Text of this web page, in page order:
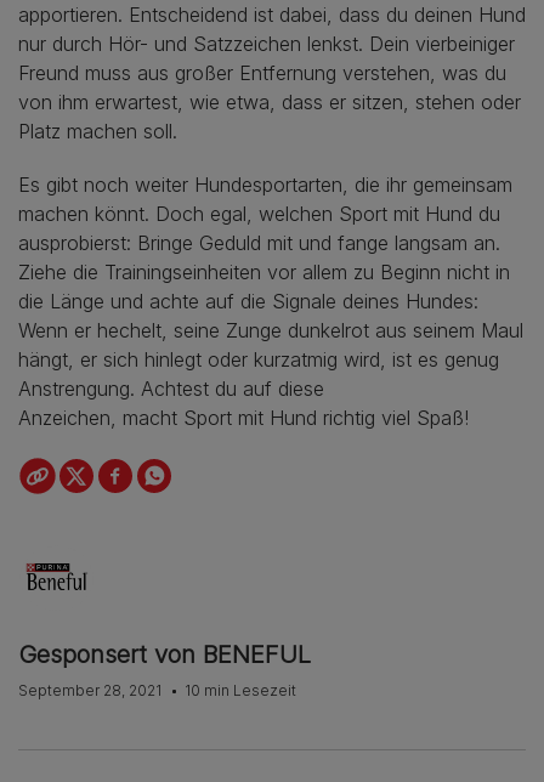
apportieren. Entscheidend ist dabei, dass du deinen Hund
nur durch Hör- und Satzzeichen lenkst. Dein vierbeiniger
Freund muss aus großer Entfernung verstehen, was du
von ihm erwartest, wie etwa, dass er sitzen, stehen oder
Platz machen soll.
Es gibt noch weiter Hundesportarten, die ihr gemeinsam
machen könnt. Doch egal, welchen Sport mit Hund du
ausprobierst: Bringe Geduld mit und fange langsam an.
Ziehe die Trainingseinheiten vor allem zu Beginn nicht in
die Länge und achte auf die Signale deines Hundes:
Wenn er hechelt, seine Zunge dunkelrot aus seinem Maul
hängt, er sich hinlegt oder kurzatmig wird, ist es genug
Anstrengung. Achtest du auf diese
Anzeichen, macht Sport mit Hund richtig viel Spaß!
Gesponsert von BENEFUL
September 28, 2021 10 min Lesezeit